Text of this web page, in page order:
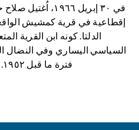
في ٣٠ إبريل
إقطاعية في قرية كمشيش
الدلتا. كونه ابن القرية
السياسي اليساري وفي النضال
فترة ما قبل ١٩٥٢. بعد ذلك،... (ابتكار/ مدى مصر)